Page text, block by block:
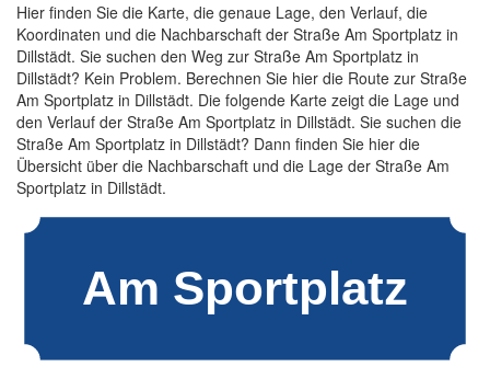
Hier finden Sie die Karte, die genaue Lage, den Verlauf, die
Koordinaten und die Nachbarschaft der Straße Am Sportplatz in
Dillstädt. Sie suchen den Weg zur Straße Am Sportplatz in
Dillstädt? Kein Problem. Berechnen Sie hier die Route zur Straße
Am Sportplatz in Dillstädt. Die folgende Karte zeigt die Lage und
den Verlauf der Straße Am Sportplatz in Dillstädt. Sie suchen die
Straße Am Sportplatz in Dillstädt? Dann finden Sie hier die
Übersicht über die Nachbarschaft und die Lage der Straße Am
Sportplatz in Dillstädt.